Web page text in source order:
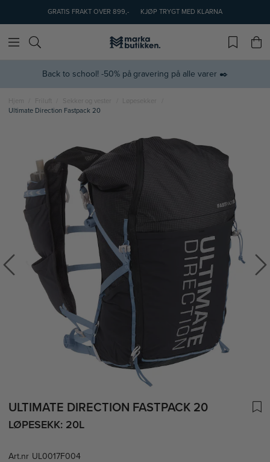
GRATIS FRAKT OVER 899,- KJØP TRYGT MED KLARNA
Back to school! -50% på gravering på alle varer ✒️
Hjem Friluft Sekker og vester
Løpesekker
Ultimate Direction Fastpack 20
ULTIMATE DIRECTION FASTPACK 20
LØPESEKK: 20L
Art.nr UL0017F004